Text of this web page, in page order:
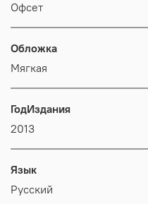
Офсет
Обложка
Мягкая
ГодИздания
2013
Язык
Русский